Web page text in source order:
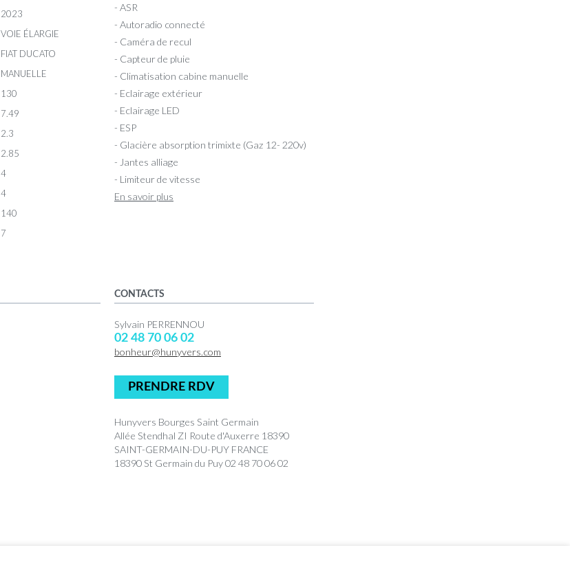
2023
VOIE ÉLARGIE
FIAT DUCATO
MANUELLE
130
7.49
2.3
2.85
4
4
140
7
- ASR
- Autoradio connecté
- Caméra de recul
- Capteur de pluie
- Climatisation cabine manuelle
- Eclairage extérieur
- Eclairage LED
- ESP
- Glacière absorption trimixte (Gaz 12- 220v)
- Jantes alliage
- Limiteur de vitesse
En savoir plus
CONTACTS
Sylvain PERRENNOU
02 48 70 06 02
bonheur@hunyvers.com
PRENDRE RDV
Hunyvers Bourges Saint Germain
Allée Stendhal ZI Route d'Auxerre 18390
SAINT-GERMAIN-DU-PUY FRANCE
18390 St Germain du Puy 02 48 70 06 02